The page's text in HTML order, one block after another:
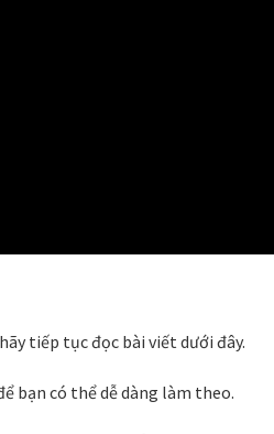
tiếp tục đọc bài viết dưới đây.
bạn có thể dễ dàng làm theo.